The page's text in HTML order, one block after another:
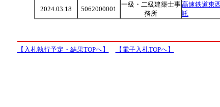
2024.03.18
5062000001
一級・二級建築士事
務所
高速鉄道東
託
【入札執行予定・結果TOPへ】 【電子入札TOPへ】